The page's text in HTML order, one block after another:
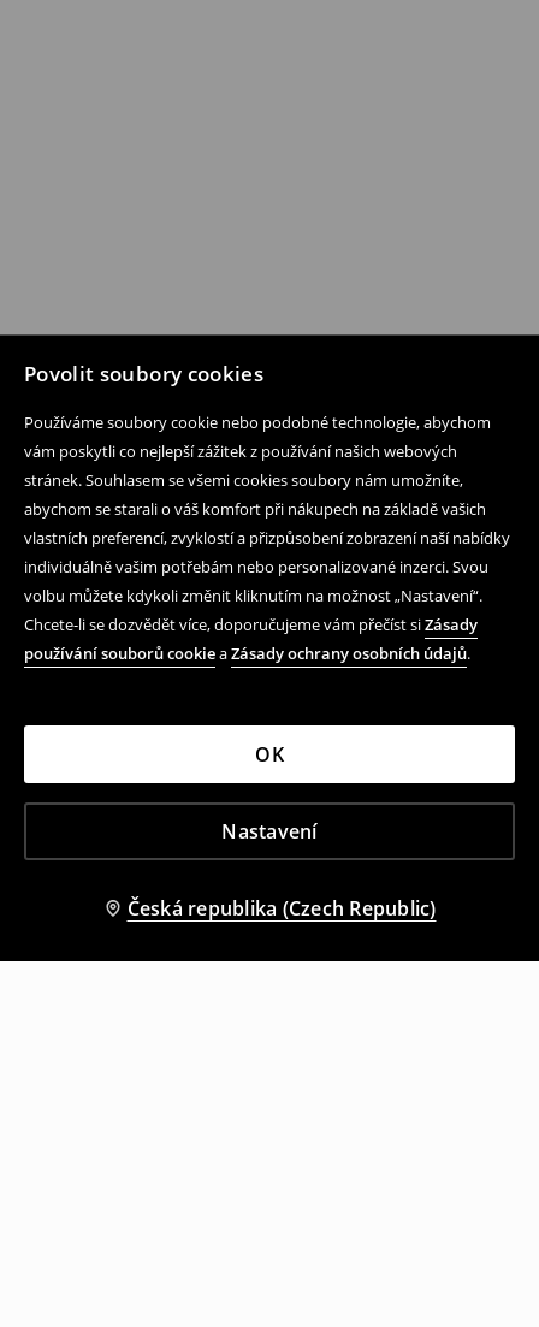
Povolit soubory cookies
Používáme soubory cookie nebo podobné technologie, abychom
vám poskytli co nejlepší zážitek z používání našich webových
stránek. Souhlasem se všemi cookies soubory nám umožníte,
abychom se starali o váš komfort při nákupech na základě vašich
vlastních preferencí, zvyklostí a přizpůsobení zobrazení naší nabídky
individuálně vašim potřebám nebo personalizované inzerci. Svou
volbu můžete kdykoli změnit kliknutím na možnost „Nastavení“.
Chcete-li se dozvědět více, doporučujeme vám přečíst siZásady
používání souborů cookieaZásady ochrany osobních údajů.
Nastavení
OK
Česká republika (Czech Republic)